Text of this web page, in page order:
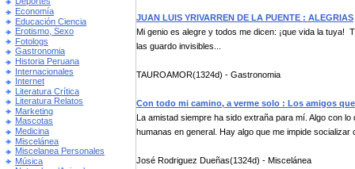
Economía
Educación Ciencia
Erotismo, Sexo
Fotologs
Gastronomia
Historia Peruana
Internacionales
Internet
Literatura Crítica
Literatura Relatos
Marketing
Mascotas
Medicina
Miscelánea
Miscelanea Personales
Música
JUAN LUIS YRIVARREN DE LA PUENTE : ALEGRIAS
Mi genio es alegre y todos me dicen: ¡que vida la
las guardo invisibles...
TAUROAMOR(1324d) - Gastronomia
Con todo mi camino, a verme solo : Los amigos
La amistad siempre ha sido extraña para mí. Algo con
humanas en general. Hay algo que me impide socializar
José Rodriguez Dueñas(1324d) - Miscelánea